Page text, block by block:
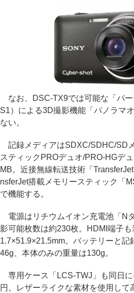
なお、DSC-TX9では可能な「パ
S1）による3D撮影機能「パノラマ
ない。
記録メディアはSDXC/SDHC/SD
スティックPROデュオ/PRO-HGデ
MB。近接無線転送技術「
nsferJet搭載メモリースティック「
で機能する。
電源はリチウムイオン充電池「N
影可能枚数は約230枚。HDMI端子
1.7×51.9×21.5mm。バッテリーと記
46g、本体のみの重量は130g。
専用ケース「LCS-TWJ」も同日
円。レザーライクな素材を使用して